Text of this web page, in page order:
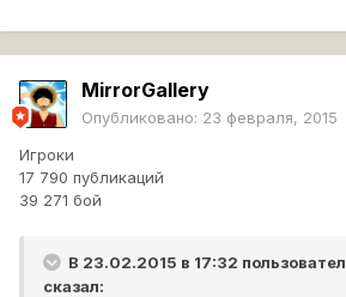
MirrorGallery
Опубликовано: 23 февраля, 2015
Игроки
17 790 публикаций
39 271 бой
В 23.02.2015 в 17:32
сказал: